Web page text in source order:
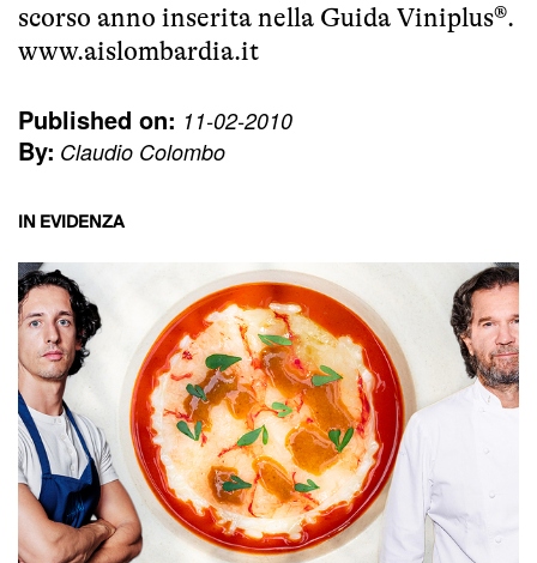
scorso anno inserita nella Guida Viniplus®.
www.aislombardia.it
Published on: 11-02-2010
By: Claudio Colombo
IN EVIDENZA